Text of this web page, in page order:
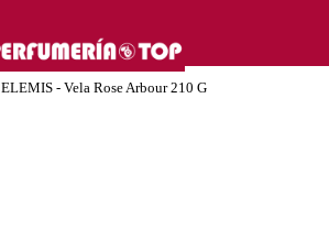
ELEMIS - Vela Rose Arbour 210 G